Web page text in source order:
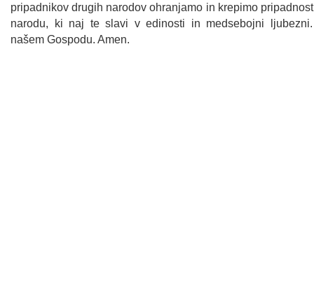
pripadnikov drugih narodov ohranjamo in krepimo
narodu, ki naj te slavi v edinosti in medsebojni
našem Gospodu. Amen.